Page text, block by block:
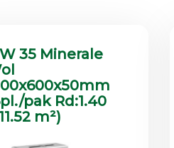
35 Minerale
pak Rd:1.40
m²)